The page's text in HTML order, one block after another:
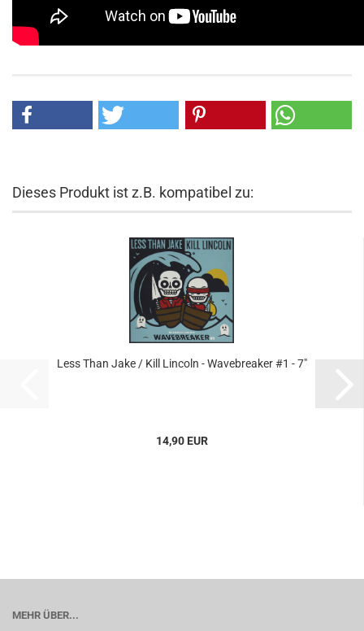
Dieses Produkt ist z.B. kompatibel zu:
Less Than Jake / Kill Lincoln - Wavebreaker #1 - 7"
14,90 EUR
MEHR ÜBER...